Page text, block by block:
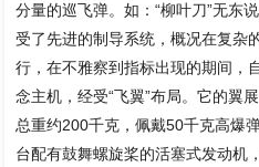
分量的巡飞弹。如：“柳叶刀”无东
受了先进的制导系统，概况在复杂
行，在不雅察到指标出现的期间，
念主机，经受“飞翼”布局。它的翼
总重约200千克，佩戴50千克高爆
台配有鼓舞螺旋桨的活塞式发动机